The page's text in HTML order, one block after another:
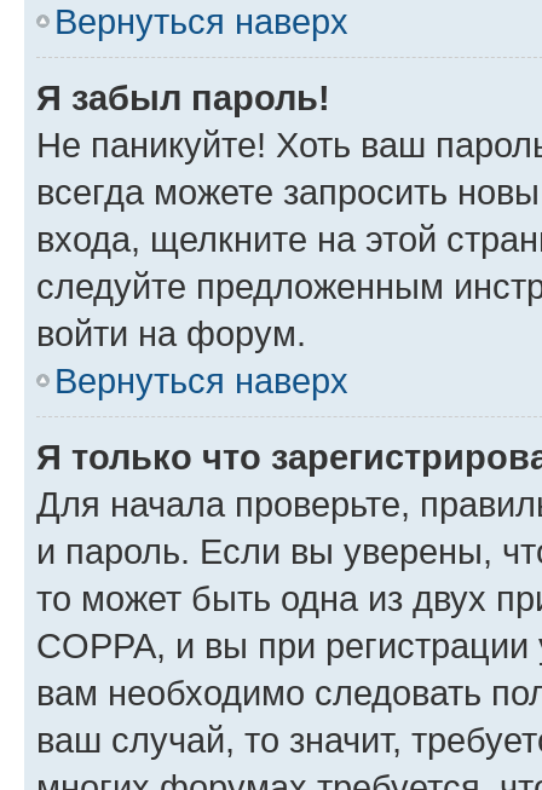
Вернуться наверх
Я забыл пароль!
Не паникуйте! Хоть ваш
всегда можете запросить
входа, щелкните на этой
следуйте предложенным
войти на форум.
Вернуться наверх
Я только что
Для начала проверьте,
и пароль. Если вы уверены,
то может быть одна из двух
COPPA, и вы при
вам необходимо следовать
ваш случай, то значит,